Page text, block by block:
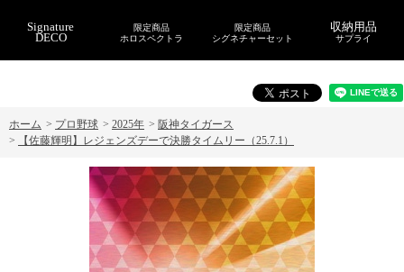
Signature
DECO
限定商品
ホロスペクトラ
限定商品
シグネチャーセット
収納用品
サプライ
ホーム > プロ野球 > 2025年 > 阪神タイガース
>
【佐藤輝明】レジェンズデーで決勝タイムリー（25.7.1）